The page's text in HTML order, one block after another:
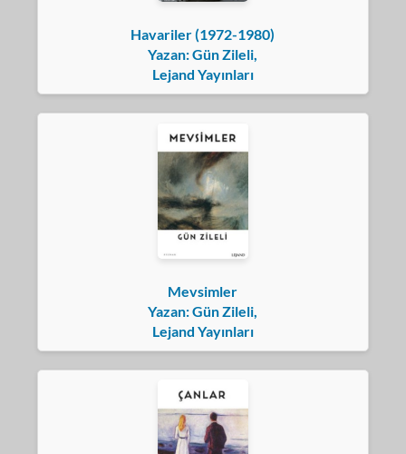
Havariler (1972-1980)
Yazan: Gün Zileli,
Lejand Yayınları
Mevsimler
Yazan: Gün Zileli,
Lejand Yayınları